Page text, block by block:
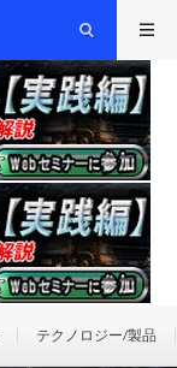
テクノロジー/製品